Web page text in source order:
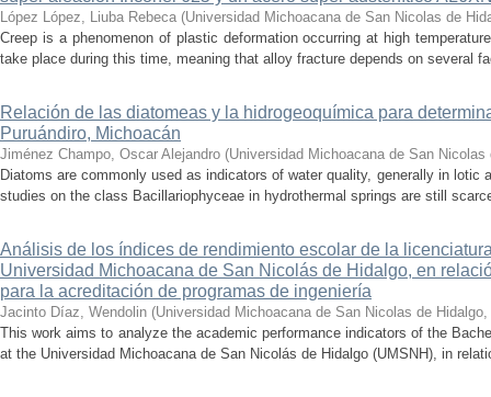
López López, Liuba Rebeca (Universidad Michoacana de San Nicolas de
Creep is a phenomenon of plastic deformation occurring at high
take place during this time, meaning that alloy fracture depends on several
Relación de las diatomeas y la hidrogeoquímica para
Puruándiro, Michoacán
Jiménez Champo, Oscar Alejandro (Universidad Michoacana de San Nicolas
Diatoms are commonly used as indicators of water quality, generally in
studies on the class Bacillariophyceae in hydrothermal springs are still
Análisis de los índices de rendimiento escolar de la
Universidad Michoacana de San Nicolás de Hidalgo, en
para la acreditación de programas de ingeniería
Jacinto Díaz, Wendolin (Universidad Michoacana de San Nicolas de Hidalgo,
This work aims to analyze the academic performance indicators of the
at the Universidad Michoacana de San Nicolás de Hidalgo (UMSNH), in